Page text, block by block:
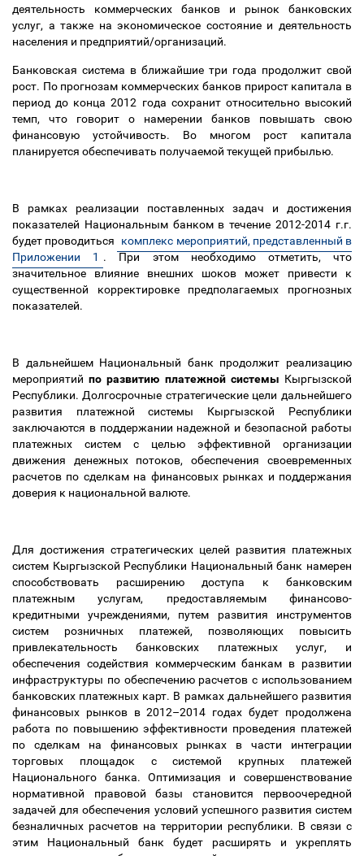
деятельность коммерческих банков и рынок банковских
услуг, а также на экономическое состояние и деятельность
населения и предприятий/организаций.
Банковская система в ближайшие три года продолжит свой
рост. По прогнозам коммерческих банков прирост капитала в
период до конца 2012 года сохранит относительно высокий
темп, что говорит о намерении банков повышать свою
финансовую устойчивость. Во многом рост капитала
планируется обеспечивать получаемой текущей прибылью.
В рамках реализации поставленных задач и достижения
показателей Национальным банком в течение 2012-2014 г.г.
будет проводиться
комплекс мероприятий, представленный в
Приложении 1 . При этом необходимо отметить, что
значительное влияние внешних шоков может привести к
существенной корректировке предполагаемых прогнозных
показателей.
В дальнейшем Национальный банк продолжит реализацию
мероприятийпо развитию платежной системы Кыргызской
Республики. Долгосрочные стратегические цели дальнейшего
развития платежной системы Кыргызской Республики
заключаются в поддержании надежной и безопасной работы
платежных систем с целью эффективной организации
движения денежных потоков, обеспечения своевременных
расчетов по сделкам на финансовых рынках и поддержания
доверия к национальной валюте.
Для достижения стратегических целей развития платежных
систем Кыргызской Республики Национальный банк намерен
способствовать расширению доступа к банковским
платежным услугам, предоставляемым финансово-
кредитными учреждениями, путем развития инструментов
систем розничных платежей, позволяющих повысить
привлекательность банковских платежных услуг, и
обеспечения содействия коммерческим банкам в развитии
инфраструктуры по обеспечению расчетов с использованием
банковских платежных карт. В рамках дальнейшего развития
финансовых рынков в 2012–2014 годах будет продолжена
работа по повышению эффективности проведения платежей
по сделкам на финансовых рынках в части интеграции
торговых площадок с системой крупных платежей
Национального банка. Оптимизация и совершенствование
нормативной правовой базы становится первоочередной
задачей для обеспечения условий успешного развития систем
безналичных расчетов на территории республики. В связи с
этим Национальный банк будет расширять и укреплять